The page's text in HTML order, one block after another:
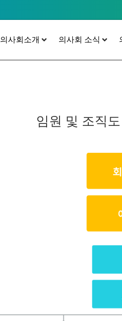
의사회소개 의사회 소식
임원 및 조직도